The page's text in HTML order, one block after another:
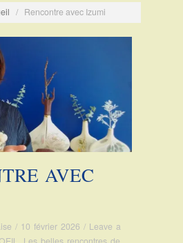
/ Rencontre avec Izumi
AVEC
/ 10 février 2026 / Leave a